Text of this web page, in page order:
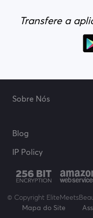
Transfere a
Sobre Nós
Blog
IP Policy
© Copyright
Mapa do Site